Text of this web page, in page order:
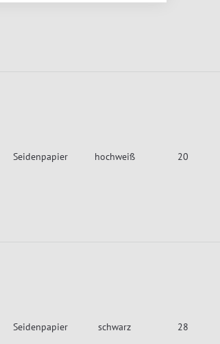
Seidenpapier hochweiß 20
Seidenpapier schwarz 28